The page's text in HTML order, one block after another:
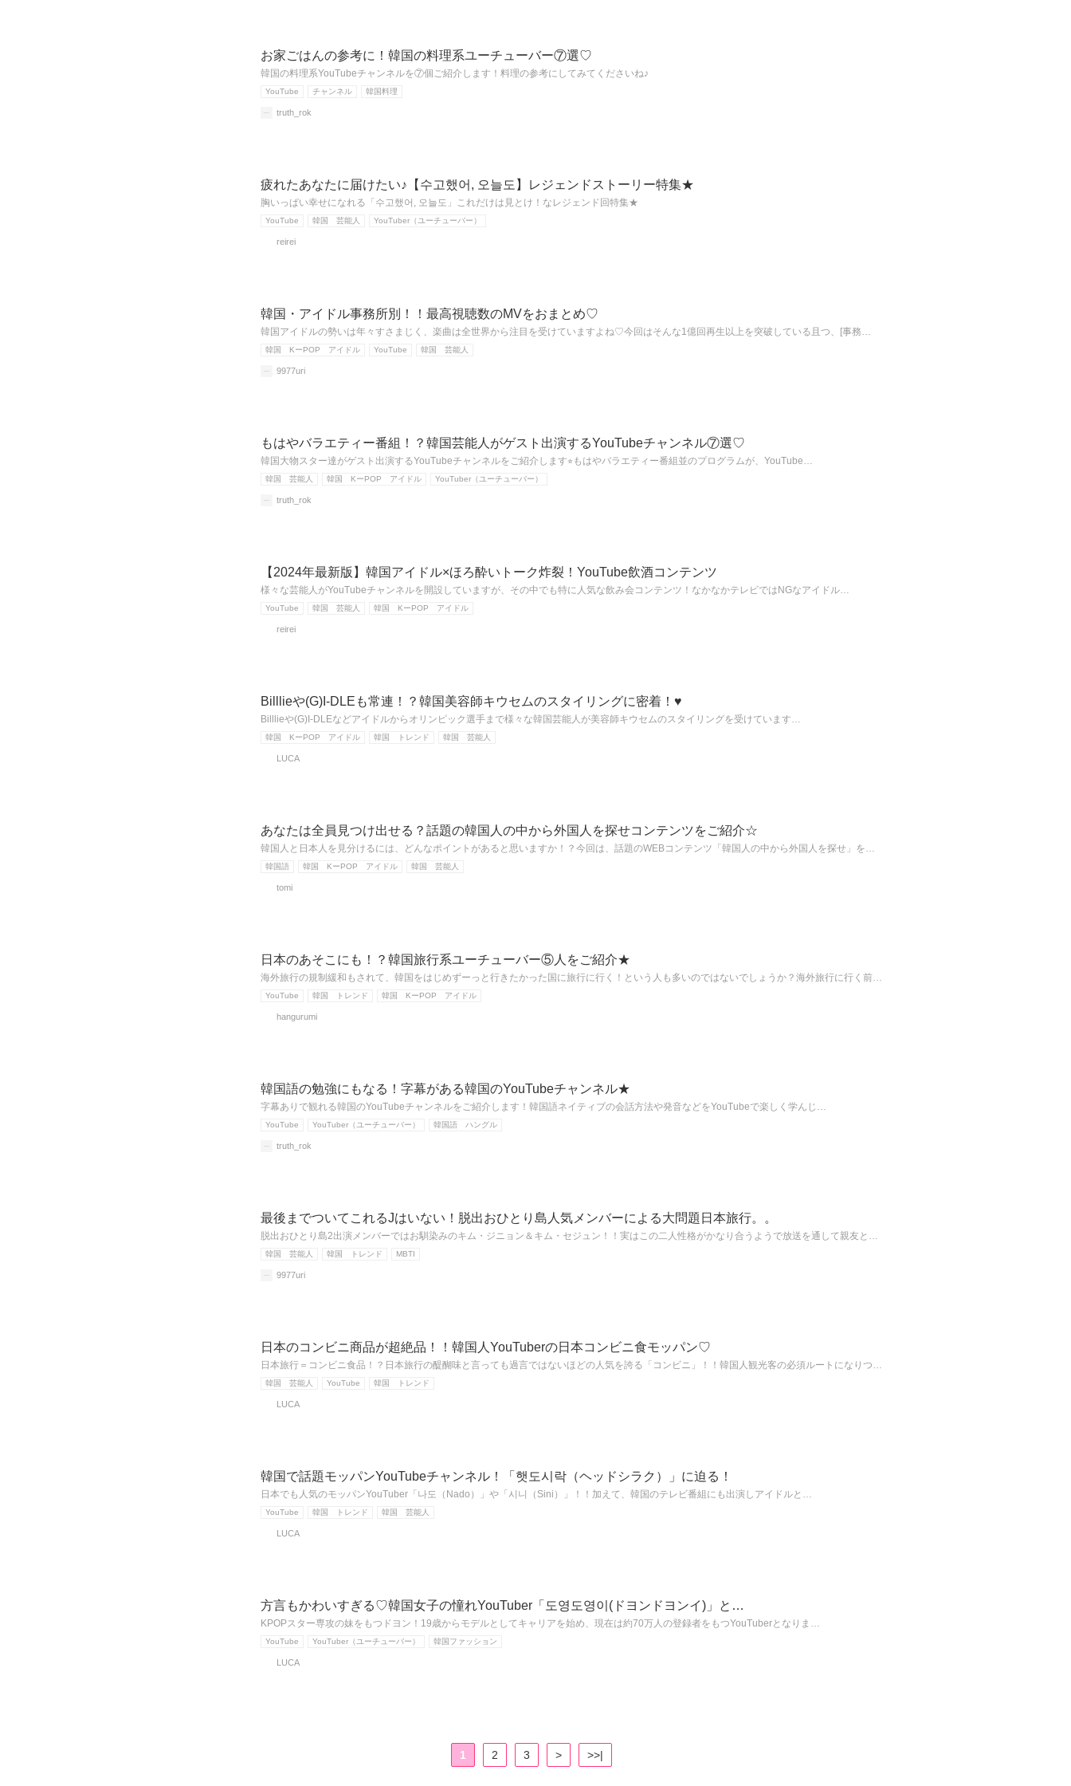
お家ごはんの参考に！韓国の料理系ユーチューバー⑦選♡
韓国の料理系YouTubeチャンネルを⑦個ご紹介します！料理の参考にしてみてくださいね♪
YouTube チャンネル 韓国料理
truth_rok
疲れたあなたに届けたい♪【수고했어, 오늘도】レジェンドストーリー特集★
胸いっぱい幸せになれる「수고했어, 오늘도」これだけは見とけ！なレジェンド回特集★
YouTube 韓国 芸能人 YouTuber（ユーチューバー）
reirei
韓国・アイドル事務所別！！最高視聴数のMVをおまとめ♡
韓国アイドルの勢いは年々すさまじく、楽曲は全世界から注目を受けていますよね♡今回はそんな1億回再生以上を突破している且つ、[事務…
韓国 KーPOP アイドル YouTube 韓国 芸能人
9977uri
もはやバラエティー番組！？韓国芸能人がゲスト出演するYouTubeチャンネル⑦選♡
韓国大物スター達がゲスト出演するYouTubeチャンネルをご紹介します⭐︎もはやバラエティー番組並のプログラムが、YouTube…
韓国 芸能人 韓国 KーPOP アイドル YouTuber（ユーチューバー）
truth_rok
【2024年最新版】韓国アイドル×ほろ酔いトーク炸裂！YouTube飲酒コンテンツ
様々な芸能人がYouTubeチャンネルを開設していますが、その中でも特に人気な飲み会コンテンツ！なかなかテレビではNGなアイドル…
YouTube 韓国 芸能人 韓国 KーPOP アイドル
reirei
Billlieや(G)I-DLEも常連！？韓国美容師キウセムのスタイリングに密着！♥
Billlieや(G)I-DLEなどアイドルからオリンピック選手まで様々な韓国芸能人が美容師キウセムのスタイリングを受けています…
韓国 KーPOP アイドル 韓国 トレンド 韓国 芸能人
LUCA
あなたは全員見つけ出せる？話題の韓国人の中から外国人を探せコンテンツをご紹介☆
韓国人と日本人を見分けるには、どんなポイントがあると思いますか！？今回は、話題のWEBコンテンツ「韓国人の中から外国人を探せ」を…
韓国語 韓国 KーPOP アイドル 韓国 芸能人
tomi
日本のあそこにも！？韓国旅行系ユーチューバー⑤人をご紹介★
海外旅行の規制緩和もされて、韓国をはじめずーっと行きたかった国に旅行に行く！という人も多いのではないでしょうか？海外旅行に行く前…
YouTube 韓国 トレンド 韓国 KーPOP アイドル
hangurumi
韓国語の勉強にもなる！字幕がある韓国のYouTubeチャンネル★
字幕ありで観れる韓国のYouTubeチャンネルをご紹介します！韓国語ネイティブの会話方法や発音などをYouTubeで楽しく学んじ…
YouTube YouTuber（ユーチューバー） 韓国語 ハングル
truth_rok
最後までついてこれるJはいない！脱出おひとり島人気メンバーによる大問題日本旅行。。
脱出おひとり島2出演メンバーではお馴染みのキム・ジニョン＆キム・セジュン！！実はこの二人性格がかなり合うようで放送を通して親友と…
韓国 芸能人 韓国 トレンド MBTI
9977uri
日本のコンビニ商品が超絶品！！韓国人YouTuberの日本コンビニ食モッパン♡
日本旅行＝コンビニ食品！？日本旅行の醍醐味と言っても過言ではないほどの人気を誇る「コンビニ」！！韓国人観光客の必須ルートになりつ…
韓国 芸能人 YouTube 韓国 トレンド
LUCA
韓国で話題モッパンYouTubeチャンネル！「햇도시락（ヘッドシラク）」に迫る！
日本でも人気のモッパンYouTuber「나도（Nado）」や「시니（Sini）」！！加えて、韓国のテレビ番組にも出演しアイドルと…
YouTube 韓国 トレンド 韓国 芸能人
LUCA
方言もかわいすぎる♡韓国女子の憧れYouTuber「도영도영이(ドヨンドヨンイ)」と…
KPOPスター専攻の妹をもつドヨン！19歳からモデルとしてキャリアを始め、現在は約70万人の登録者をもつYouTuberとなりま…
YouTube YouTuber（ユーチューバー） 韓国ファッション
LUCA
1 2 3 > >>|